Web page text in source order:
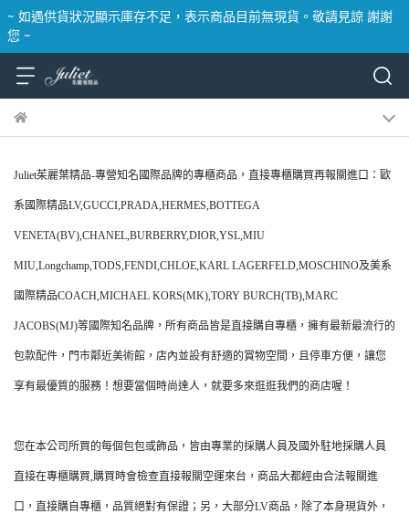
~ 如遇供貨狀況顯示庫存不足，表示商品目前無現貨。敬請見諒 謝謝
您 ~
Juliet茱麗葉精品-專營知名國際品牌的專櫃商品，直接專櫃購買再報關進口：歐
系國際精品LV,GUCCI,PRADA,HERMES,BOTTEGA
VENETA(BV),CHANEL,BURBERRY,DIOR,YSL,MIU
MIU,Longchamp,TODS,FENDI,CHLOE,KARL LAGERFELD,MOSCHINO及美系
國際精品COACH,MICHAEL KORS(MK),TORY BURCH(TB),MARC
JACOBS(MJ)等國際知名品牌，所有商品皆是直接購自專櫃，擁有最新最流行的
包款配件，門市鄰近美術館，店內並設有舒適的賞物空間，且停車方便，讓您
享有最優質的服務！想要當個時尚達人，就要多來逛逛我們的商店喔！
您在本公司所買的每個包包或飾品，皆由專業的採購人員及國外駐地採購人員
直接在專櫃購買,購買時會檢查直接報關空運來台，商品大都經由合法報關進
口，直接購自專櫃，品質絕對有保證；另，大部分LV商品，除了本身現貨外，